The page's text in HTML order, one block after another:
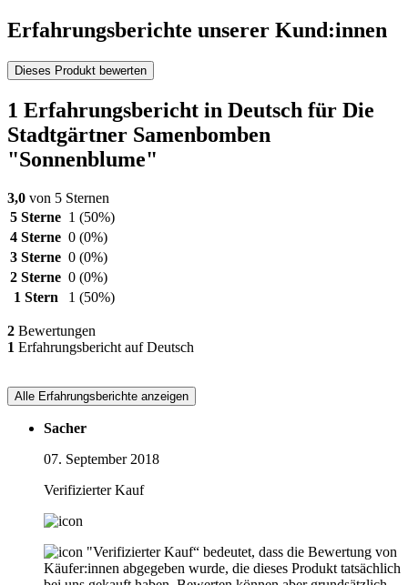
Erfahrungsberichte unserer Kund:innen
Dieses Produkt bewerten
1 Erfahrungsbericht in Deutsch für Die
Stadtgärtner Samenbomben
"Sonnenblume"
3,0 von 5 Sternen
5 Sterne 1 (50%)
4 Sterne 0 (0%)
3 Sterne 0 (0%)
2 Sterne 0 (0%)
1 Stern
1 (50%)
2 Bewertungen
1 Erfahrungsbericht auf Deutsch
Alle Erfahrungsberichte anzeigen
Sacher
07. September 2018
Verifizierter Kauf
"Verifizierter Kauf“ bedeutet, dass die Bewertung von
Käufer:innen abgegeben wurde, die dieses Produkt tatsächlich